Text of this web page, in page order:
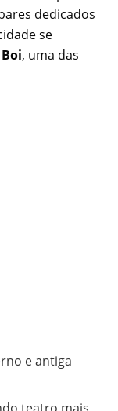
dedicados
se
, uma das
e antiga